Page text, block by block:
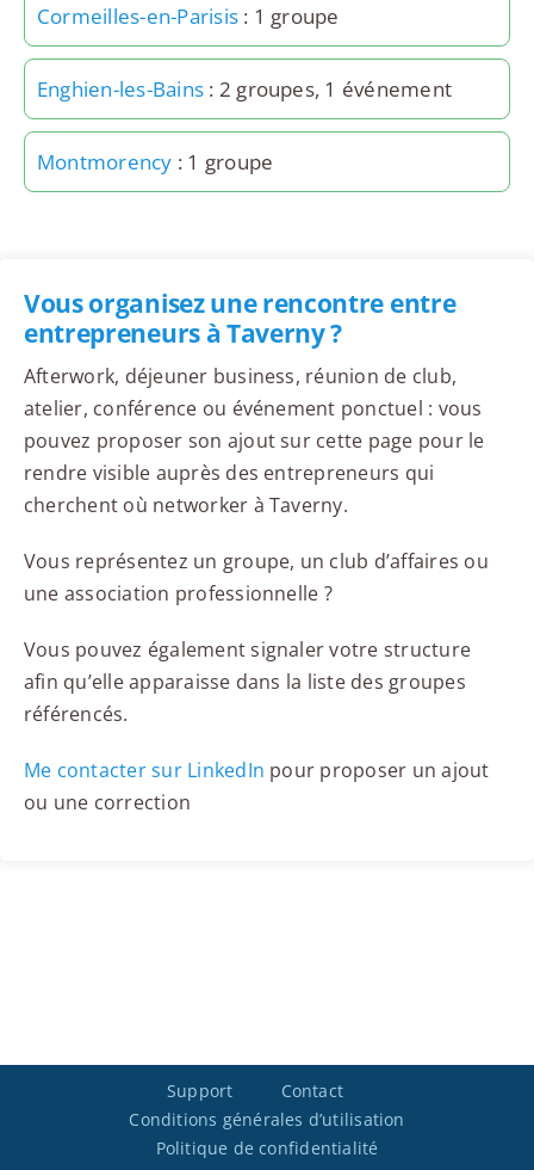
Cormeilles-en-Parisis : 1 groupe
Enghien-les-Bains : 2 groupes, 1 événement
Montmorency : 1 groupe
Vous organisez une rencontre entre
entrepreneurs à Taverny ?
Afterwork, déjeuner business, réunion de club,
atelier, conférence ou événement ponctuel : vous
pouvez proposer son ajout sur cette page pour le
rendre visible auprès des entrepreneurs qui
cherchent où networker à Taverny.
Vous représentez un groupe, un club d’affaires ou
une association professionnelle ?
Vous pouvez également signaler votre structure
afin qu’elle apparaisse dans la liste des groupes
référencés.
Me contacter sur LinkedIn pour proposer un ajout
ou une correction
Support
Contact
Conditions générales d’utilisation
Politique de confidentialité